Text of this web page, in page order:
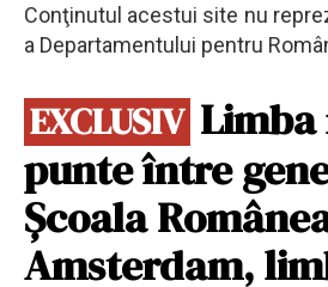
Conţinutul acestui site nu
a Departamentului pentru
EXCLUSIV
punte între
Școala
Amsterdam,